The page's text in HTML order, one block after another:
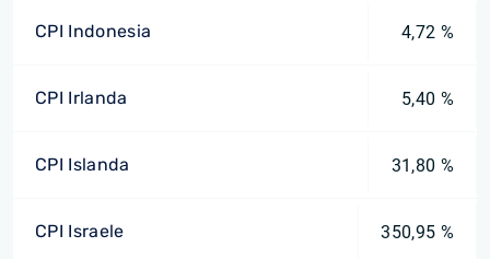
CPI Indonesia 4,72 %
CPI Irlanda 5,40 %
CPI Islanda 31,80 %
CPI Israele 350,95 %